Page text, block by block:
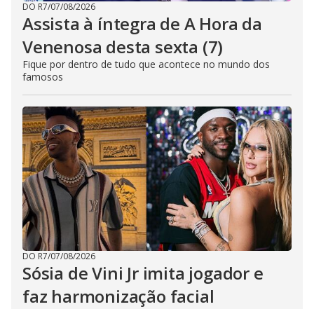
DO R7/07/08/2026
Assista à íntegra de A Hora da
Venenosa desta sexta (7)
Fique por dentro de tudo que acontece no mundo dos
famosos
DO R7/07/08/2026
Sósia de Vini Jr imita jogador e
faz harmonização facial